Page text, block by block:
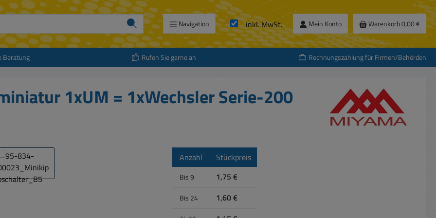
Navigation inkl. MwSt. Mein Konto Warenkorb0,00 €
Beratung Rufen Sie gerne an Rechnungszahlung für Firmen/Behörden
1xUM = 1xWechsler Serie-200
Anzahl Stückpreis
Bis9 1,75 €
Bis 24 1,60 €